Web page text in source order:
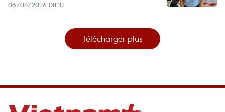
06/08/2026 08:10
Télécharger plus